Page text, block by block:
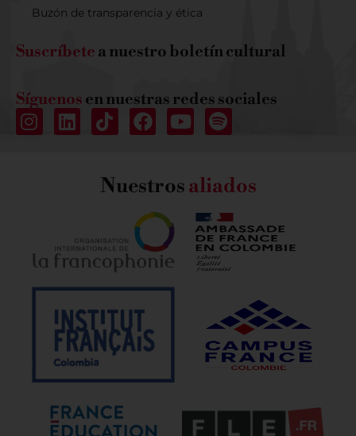
Buzón de transparencia y ética
Suscríbete a nuestro boletín cultural
Síguenos en nuestras redes sociales
Nuestrosaliados